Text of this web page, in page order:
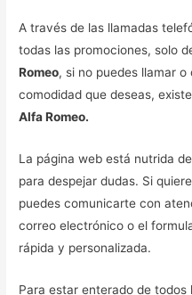
A través de las llamadas
todas las promociones, solo
Romeo, si no puedes llamar
comodidad que deseas,
Alfa Romeo.
La página web está nutrida
para despejar dudas. Si
puedes comunicarte con
correo electrónico o el
rápida y personalizada.
Para estar enterado de